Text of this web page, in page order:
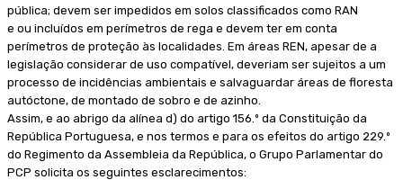
pública; devem ser impedidos em solos classificados como RAN
e ou incluídos em perímetros de rega e devem ter em conta
perímetros de proteção às localidades. Em áreas REN, apesar de a
legislação considerar de uso compatível, deveriam ser sujeitos a um
processo de incidências ambientais e salvaguardar áreas de floresta
autóctone, de montado de sobro e de azinho.
Assim, e ao abrigo da alínea d) do artigo 156.º da Constituição da
República Portuguesa, e nos termos e para os efeitos do artigo 229.º
do Regimento da Assembleia da República, o Grupo Parlamentar do
PCP solicita os seguintes esclarecimentos: